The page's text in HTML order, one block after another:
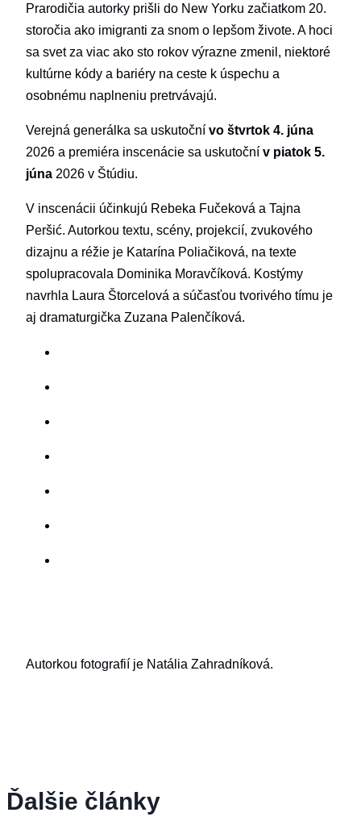
Prarodičia autorky prišli do New Yorku začiatkom 20.
storočia ako imigranti za snom o lepšom živote. A hoci
sa svet za viac ako sto rokov výrazne zmenil, niektoré
kultúrne kódy a bariéry na ceste k úspechu a
osobnému naplneniu pretrvávajú.
Verejná generálka sa uskutoční vo štvrtok 4. júna
2026 a premiéra inscenácie sa uskutoční v piatok 5.
júna 2026 v Štúdiu.
V inscenácii účinkujú Rebeka Fučeková a Tajna
Peršić. Autorkou textu, scény, projekcií, zvukového
dizajnu a réžie je Katarína Poliačiková, na texte
spolupracovala Dominika Moravčíková. Kostýmy
navrhla Laura Štorcelová a súčasťou tvorivého tímu je
aj dramaturgička Zuzana Palenčíková.
Autorkou fotografií je Natália Zahradníková.
Ďalšie články